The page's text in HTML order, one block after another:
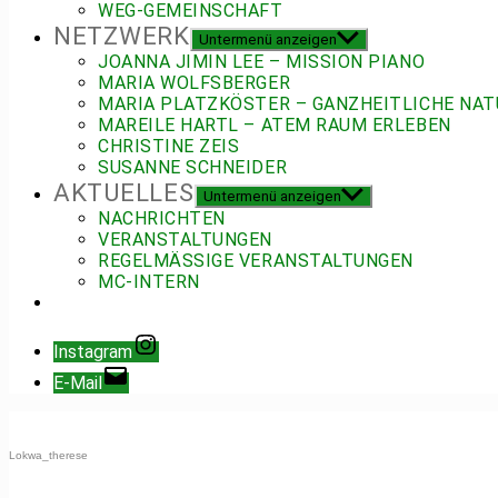
WEG-GEMEINSCHAFT
NETZWERK Untermenü anzeigen
JOANNA JIMIN LEE – MISSION PIANO
MARIA WOLFSBERGER
MARIA PLATZKÖSTER – GANZHEITLICHE
MAREILE HARTL – ATEM RAUM ERLEBEN
CHRISTINE ZEIS
SUSANNE SCHNEIDER
AKTUELLES Untermenü anzeigen
NACHRICHTEN
VERANSTALTUNGEN
REGELMÄSSIGE VERANSTALTUNGEN
MC-INTERN
Instagram
E-Mail
Lokwa_therese